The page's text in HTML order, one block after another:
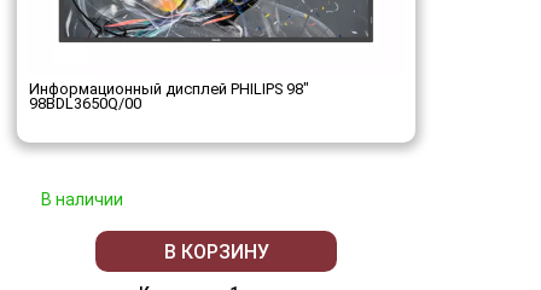
Информационный дисплей PHILIPS 98"
98BDL3650Q/00
В наличии
В КОРЗИНУ